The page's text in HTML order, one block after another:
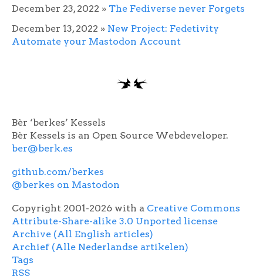
December 23, 2022 » The Fediverse never Forgets
December 13, 2022 » New Project: Fedetivity
Automate your Mastodon Account
Bèr ‘berkes’ Kessels
Bèr Kessels is an Open Source Webdeveloper.
ber@berk.es
github.com/berkes
@berkes on Mastodon
Copyright 2001-2026 with a Creative Commons
Attribute-Share-alike 3.0 Unported license
Archive (All English articles)
Archief (Alle Nederlandse artikelen)
Tags
RSS